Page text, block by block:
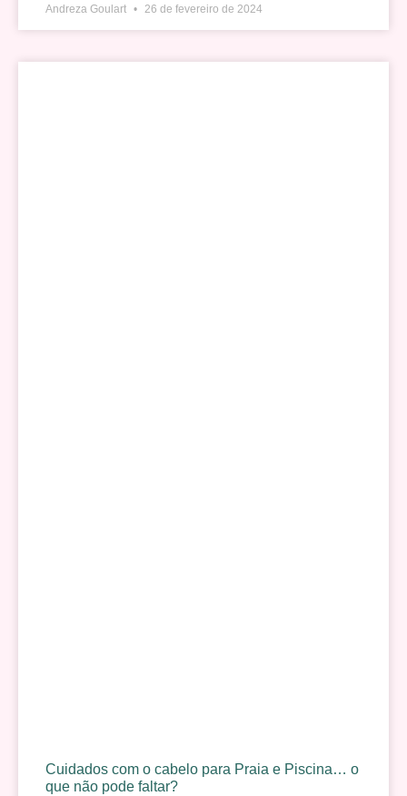
Andreza Goulart 26 de fevereiro de 2024
Cuidados com o cabelo para Praia e Piscina… o
que não pode faltar?